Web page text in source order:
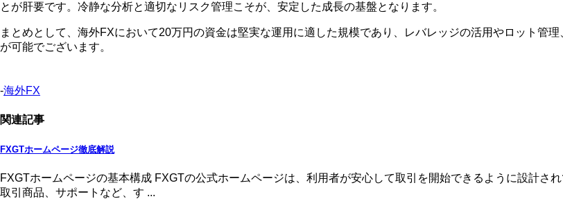
とが肝要です。冷静な分析と適切なリスク管理こそが、安定した成長の基盤となります。
まとめとして、海外FXにおいて20万円の資金は堅実な運用に適した規模であり、レバレッジの活用やロット管
が可能でございます。
-海外FX
関連記事
FXGTホームページ徹底解説
FXGTホームページの基本構成 FXGTの公式ホームページは、利用者が安心して取引を開始できるように設計さ
取引商品、サポートなど、す ...